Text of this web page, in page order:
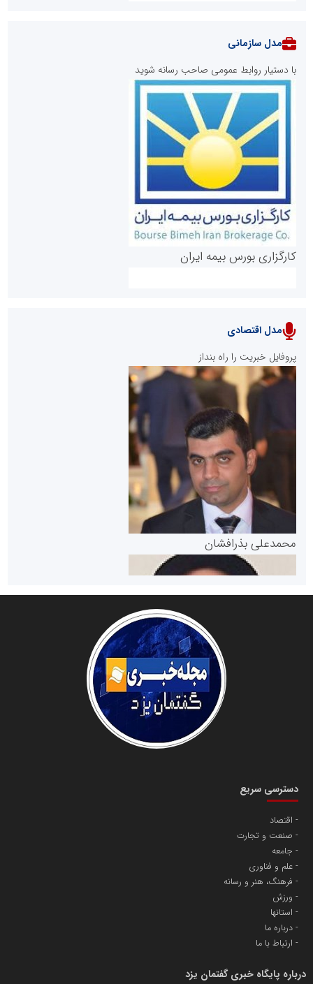
روابط عمومی خبرگزاری گزارش خبر
پایگاه خبری نهضت ملی مسکن
پایگاه خبری گفتمان یزد
دانشگاه سئوی ایران
پایگاه اطلاع رسانی اعتلای نهادهای مردمی
مدل سازمانی
با دستیار روابط عمومی صاحب رسانه شوید
کارگزاری بورس بیمه ایران
سازمان بورس و اوراق بهادار
مرجع اخبار موثق در بازارسرمایه
سازمان صنعت،معدن و تجارت
آهن و فولاد غدیر ایرانیان
تامین آهن اسفنجی تولیدکنندگان فولاد در کشور
مدل اقتصادی
پروفایل خبریت را راه بنداز
محمدعلی بذرافشان
مریم حاج نوروز نظری
مسعودصادقی
دسترسی سریع
اقتصاد
صنعت و تجارت
جامعه
علم و فناوری
فرهنگ، هنر و رسانه
ورزش
استانها
درباره ما
ارتباط با ما
درباره پایگاه خبری گفتمان یزد